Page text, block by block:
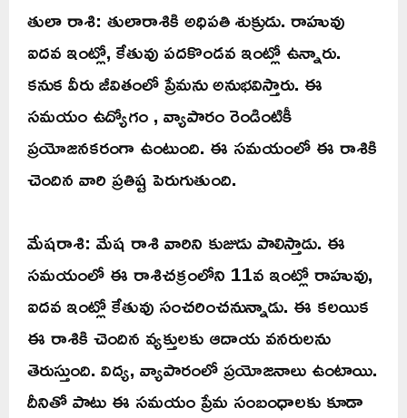
తులా రాశి: తులారాశికి అధిపతి శుక్రుడు. రాహువు
ఐదవ ఇంట్లో, కేతువు పదకొండవ ఇంట్లో ఉన్నారు.
కనుక వీరు జీవితంలో ప్రేమను అనుభవిస్తారు. ఈ
సమయం ఉద్యోగం , వ్యాపారం రెండింటికీ
ప్రయోజనకరంగా ఉంటుంది. ఈ సమయంలో ఈ రాశికి
చెందిన వారి ప్రతిష్ట పెరుగుతుంది.
మేషరాశి: మేష రాశి వారిని కుజుడు పాలిస్తాడు. ఈ
సమయంలో ఈ రాశిచక్రంలోని 11వ ఇంట్లో రాహువు,
ఐదవ ఇంట్లో కేతువు సంచరించనున్నాడు. ఈ కలయిక
ఈ రాశికి చెందిన వ్యక్తులకు ఆదాయ వనరులను
తెరుస్తుంది. విద్య, వ్యాపారంలో ప్రయోజనాలు ఉంటాయి.
దీనితో పాటు ఈ సమయం ప్రేమ సంబంధాలకు కూడా